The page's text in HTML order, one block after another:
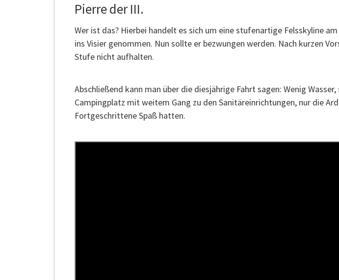
Pierre der III.
Wer ist das? Hierbei handelt es sich um eine stufenartige Felsskyline
ins Visier genommen. Nun sollte er bezwungen werden. Nach kurzen
Stufe nicht aufhalten.
Abschließend kann man über die diesjährige Fahrt sagen: Wenig
Campingplatz mit weitem Gang zu den Sanitäreinrichtungen, nur die
Fortgeschrittene Spaß hatten.